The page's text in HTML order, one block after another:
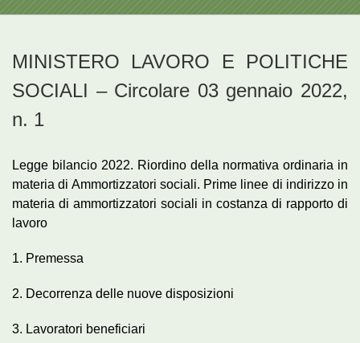
MINISTERO LAVORO E POLITICHE
SOCIALI – Circolare 03 gennaio 2022,
n. 1
Legge bilancio 2022. Riordino della normativa ordinaria in
materia di Ammortizzatori sociali. Prime linee di indirizzo in
materia di ammortizzatori sociali in costanza di rapporto di
lavoro
1. Premessa
2. Decorrenza delle nuove disposizioni
3. Lavoratori beneficiari